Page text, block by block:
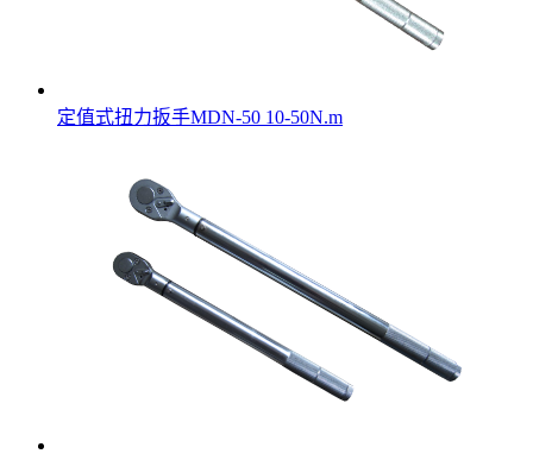
定值式扭力扳手MDN-50 10-50N.m